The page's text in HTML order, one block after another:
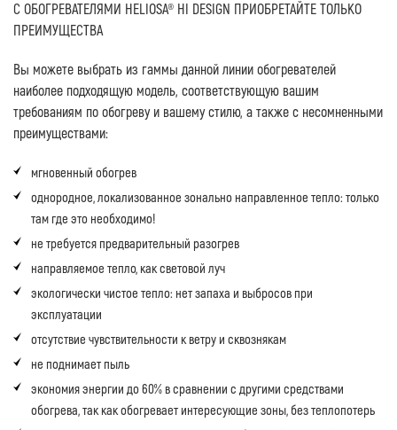
С ОБОГРЕВАТЕЛЯМИ HELIOSA® HI DESIGN ПРИОБРЕТАЙТЕ ТОЛЬКО
ПРЕИМУЩЕСТВА
Вы можете выбрать из гаммы данной линии обогревателей
наиболее подходящую модель, соответствующую вашим
требованиям по обогреву и вашему стилю, а также с несомненными
преимуществами:
мгновенный обогрев
однородное, локализованное зонально направленное тепло: только
там где это необходимо!
не требуется предварительный разогрев
направляемое тепло, как световой луч
экологически чистое тепло: нет запаха и выбросов при
эксплуатации
отсутствие чувствительности к ветру и сквознякам
не поднимает пыль
экономия энергии до 60% в сравнении с другими средствами
обогрева, так как обогревает интересующие зоны, без теплопотерь